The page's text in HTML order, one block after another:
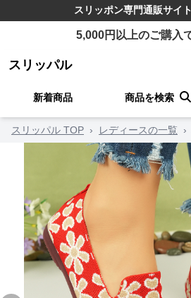
スリッポン専門通販サイト
5,000円以上のご購入
スリッパル
新着商品 商品を検索
スリッパル TOP › レディースの一覧 ›